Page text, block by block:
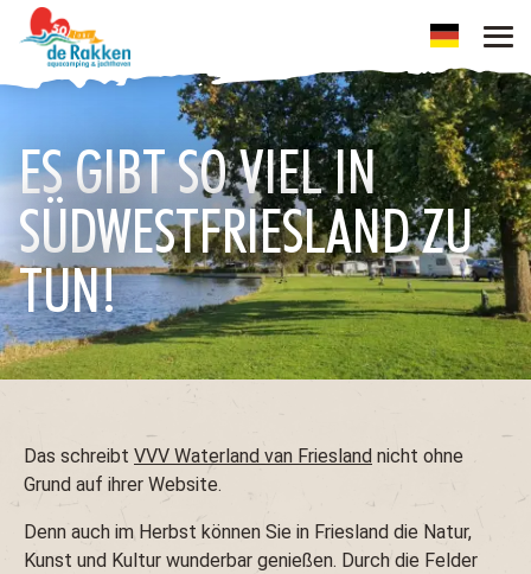
ES GIBT SO VIEL IN
SÜDWESTFRIESLAND ZU
TUN!
Das schreibt VVV Waterland van Friesland nicht ohne
Grund auf ihrer Website.
Denn auch im Herbst können Sie in Friesland die Natur,
Kunst und Kultur wunderbar genießen. Durch die Felder